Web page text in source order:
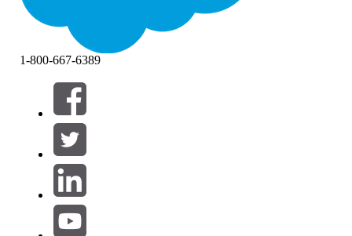
Filtros (0)
SELECIONAR FILTROS
Área de produtos
1-800-667-6389